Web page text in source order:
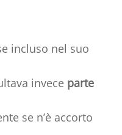
incluso nel suo
invece parte
se n’è accorto